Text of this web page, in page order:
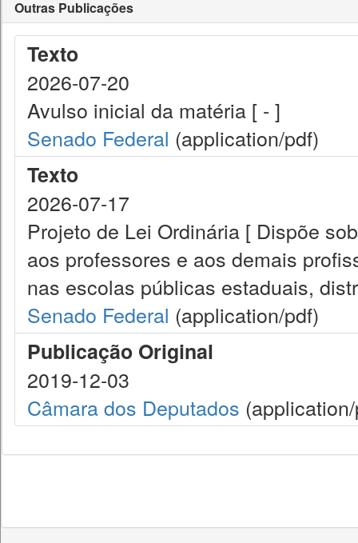
Outras Publicações
Texto
2026-07-20
Avulso inicial da matéria [ - ]
Senado Federal (application/pdf)
Texto
2026-07-17
Projeto de Lei Ordinária [ Dispõe
aos professores e aos demais
nas escolas públicas estaduais,
Senado Federal (application/pdf)
Publicação Original
2019-12-03
Câmara dos Deputados